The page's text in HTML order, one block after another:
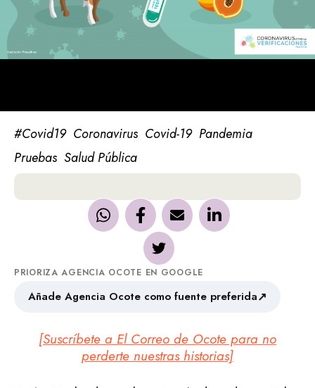
#Covid19 Coronavirus Covid-19 Pandemia
Pruebas Salud Pública
PRIORIZA AGENCIA OCOTE EN GOOGLE
Añade Agencia Ocote como fuente preferida↗
[Suscríbete a El Correo de Ocote para no
perderte nuestras historias]